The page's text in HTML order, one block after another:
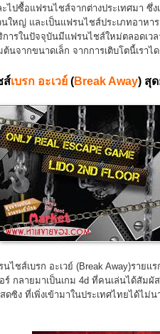
ไปซื้อแฟรนไชส์จากต่างประเทศมา ซึ่
ใหญ่ และเป็นแฟรนไชส์ประเภทอาหา
การในปัจจุบันมีแฟรนไชส์ใหม่ตลอดเ
ต้นจากขนาดเล็ก จากการเติบโตนี้เร
ส์เบรก อะเวย์ (Break Away) สุ
เบรก อะเวย์ (Break Away)รายแร
ร์ กลายมาเป็นเกม 4d ที่คนเล่นได้สัมผั
ดซิง ที่เพิ่งเข้ามาในประเทศไทยได้ไม่